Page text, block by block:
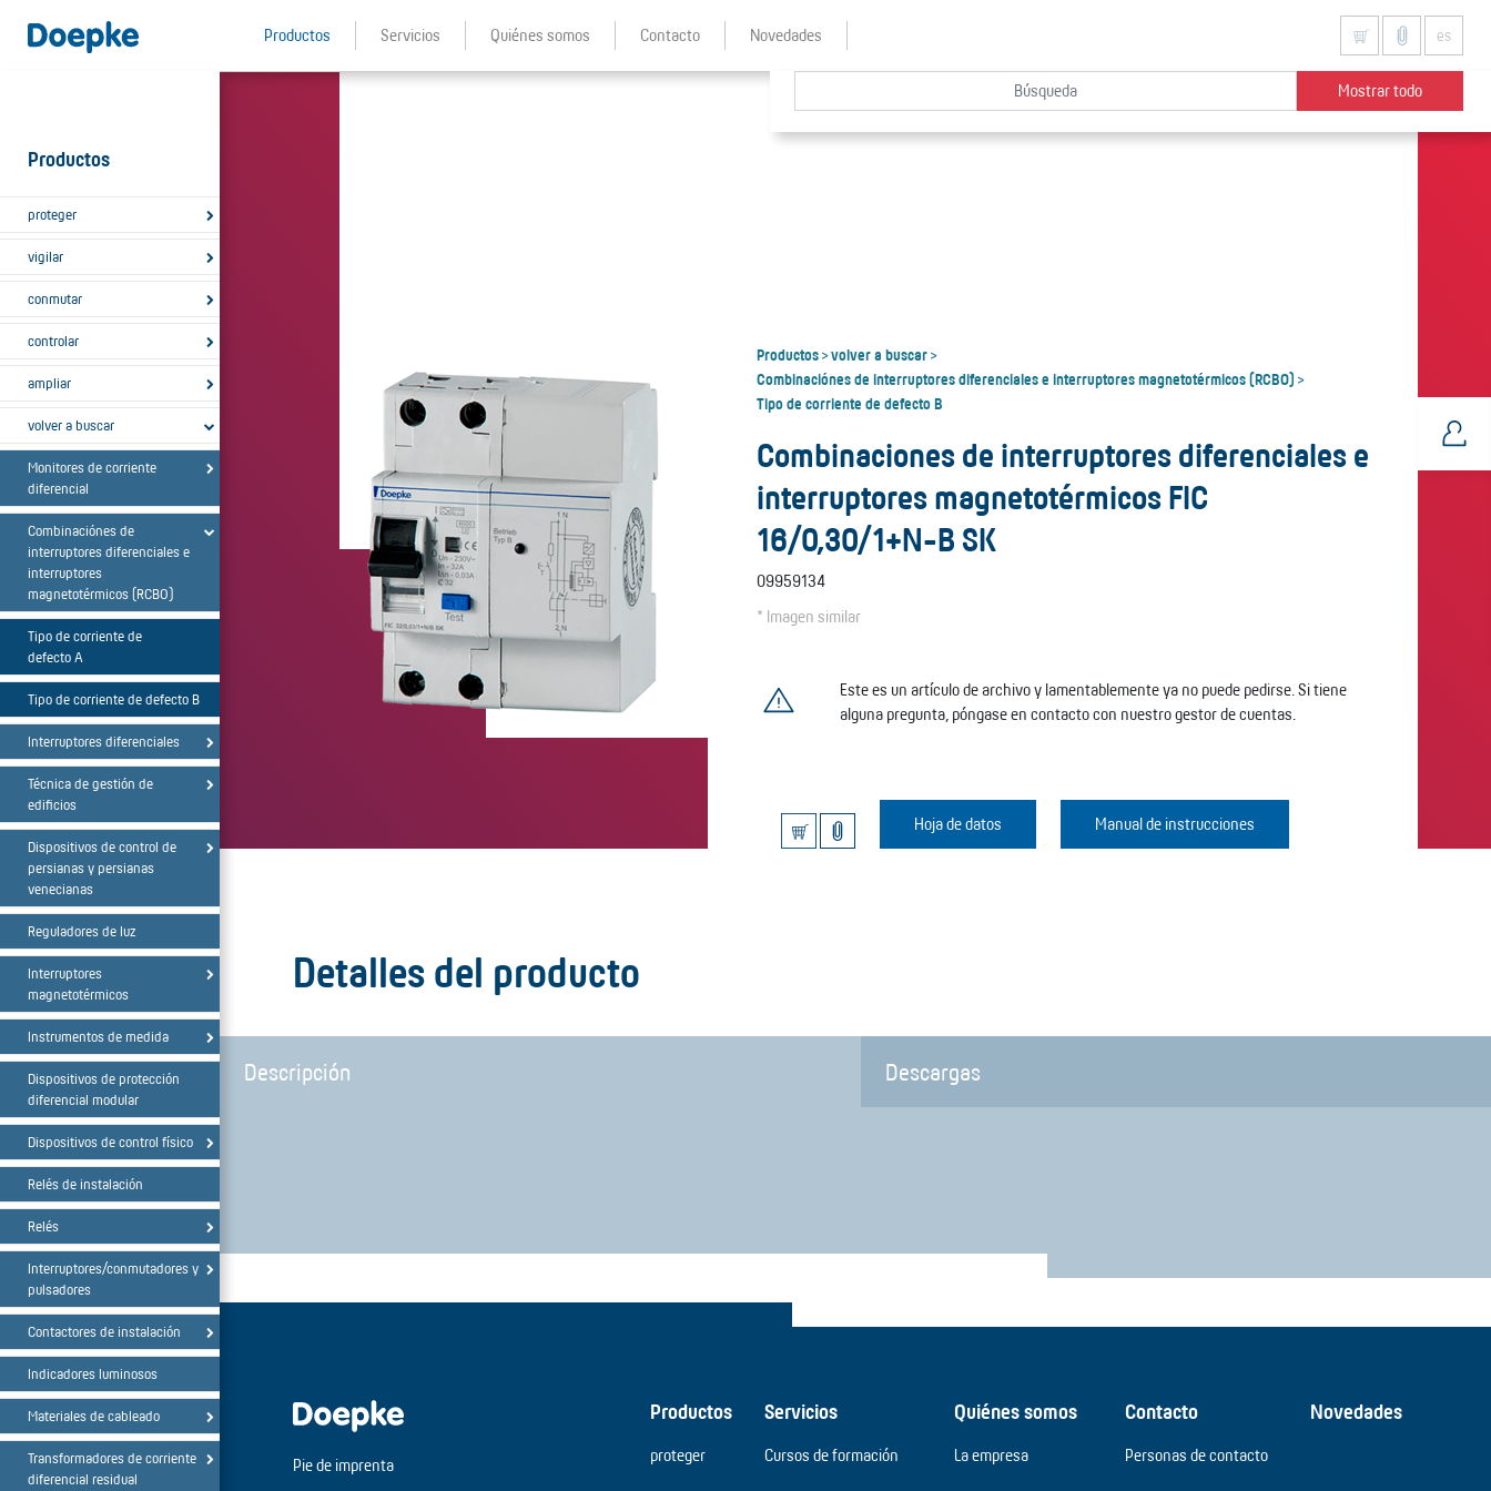
es
Productos Servicios Quiénes somos Contacto Novedades
Mostrar todo
Productos
proteger
vigilar
conmutar
controlar
ampliar
volver a buscar
Monitores de corriente
diferencial
Combinaciónes de
interruptores diferenciales e
interruptores
magnetotérmicos (RCBO)
Tipo de corriente de
defecto A
Tipo de corriente de defecto B
Interruptores diferenciales
Técnica de gestión de
edificios
Dispositivos de control de
persianas y persianas
venecianas
Reguladores de luz
Interruptores
magnetotérmicos
Instrumentos de medida
Dispositivos de protección
diferencial modular
Dispositivos de control físico
Relés de instalación
Relés
Interruptores/conmutadores y
pulsadores
Contactores de instalación
Indicadores luminosos
Materiales de cableado
Transformadores de corriente
diferencial residual
Productos>volver a buscar>
Combinaciónes de interruptores diferenciales e interruptores magnetotérmicos (RCBO) >
Tipo de corriente de defecto B
Combinaciones de interruptores diferenciales e
interruptores magnetotérmicos FIC
16/0,30/1+N-B SK
09959134
* Imagen similar
Este es un artículo de archivo y lamentablemente ya no puede pedirse. Si tiene
alguna pregunta, póngase en contacto con nuestro gestor de cuentas.
Hoja de datos Manual de instrucciones
Detalles del producto
Descripción Descargas
Pie de imprenta
Productos
proteger
Servicios
Cursos de formación
Quiénes somos
La empresa
Contacto
Personas de contacto
Novedades